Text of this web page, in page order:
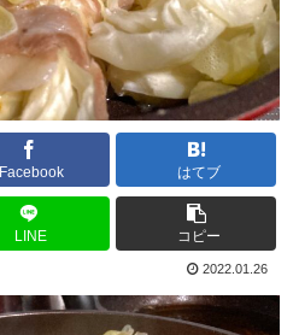
Facebook はてブ
LINE コピー
2022.01.26